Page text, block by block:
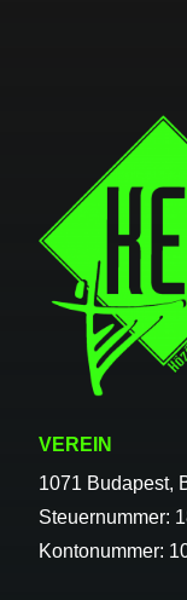
VEREIN
1071 Budapest,
Steuernummer:
Kontonummer: